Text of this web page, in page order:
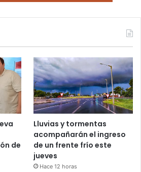
de
Lluvias y tormentas
acompañarán el ingreso
de un frente frío este
jueves
Hace 12 horas